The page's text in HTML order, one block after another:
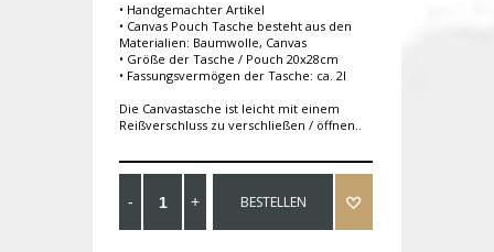
• Handgemachter Artikel
• Canvas Pouch Tasche besteht aus den
Materialien: Baumwolle, Canvas
• Größe der Tasche / Pouch 20x28cm
• Fassungsvermögen der Tasche: ca. 2l
Die Canvastasche ist leicht mit einem
Reißverschluss zu verschließen / öffnen..
BESTELLEN